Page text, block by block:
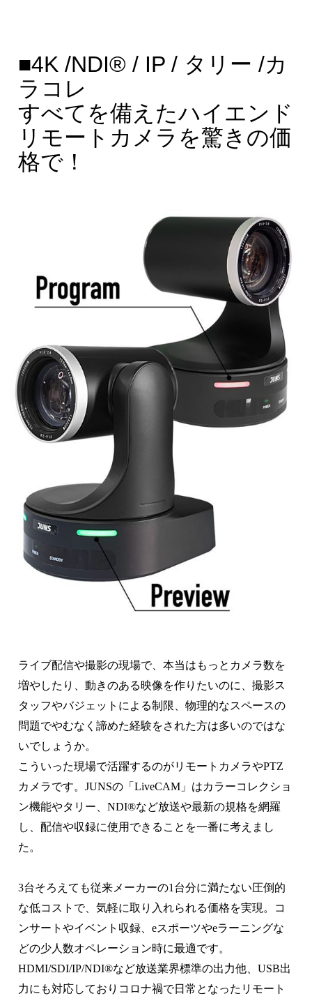
■4K /NDI® / IP / タリー /カ
ラコレ
すべてを備えたハイエンド
リモートカメラを驚きの価
格で！
ライブ配信や撮影の現場で、本当はもっとカメラ数を
増やしたり、動きのある映像を作りたいのに、撮影ス
タッフやバジェットによる制限、物理的なスペースの
問題でやむなく諦めた経験をされた方は多いのではな
いでしょうか。
こういった現場で活躍するのがリモートカメラやPTZ
カメラです。JUNSの「LiveCAM」はカラーコレクショ
ン機能やタリー、NDI®など放送や最新の規格を網羅
し、配信や収録に使用できることを一番に考えまし
た。
3台そろえても従来メーカーの1台分に満たない圧倒的
な低コストで、気軽に取り入れられる価格を実現。コ
ンサートやイベント収録、eスポーツやeラーニングな
どの少人数オペレーション時に最適です。
HDMI/SDI/IP/NDI®など放送業界標準の出力他、USB出
力にも対応しておりコロナ禍で日常となったリモート